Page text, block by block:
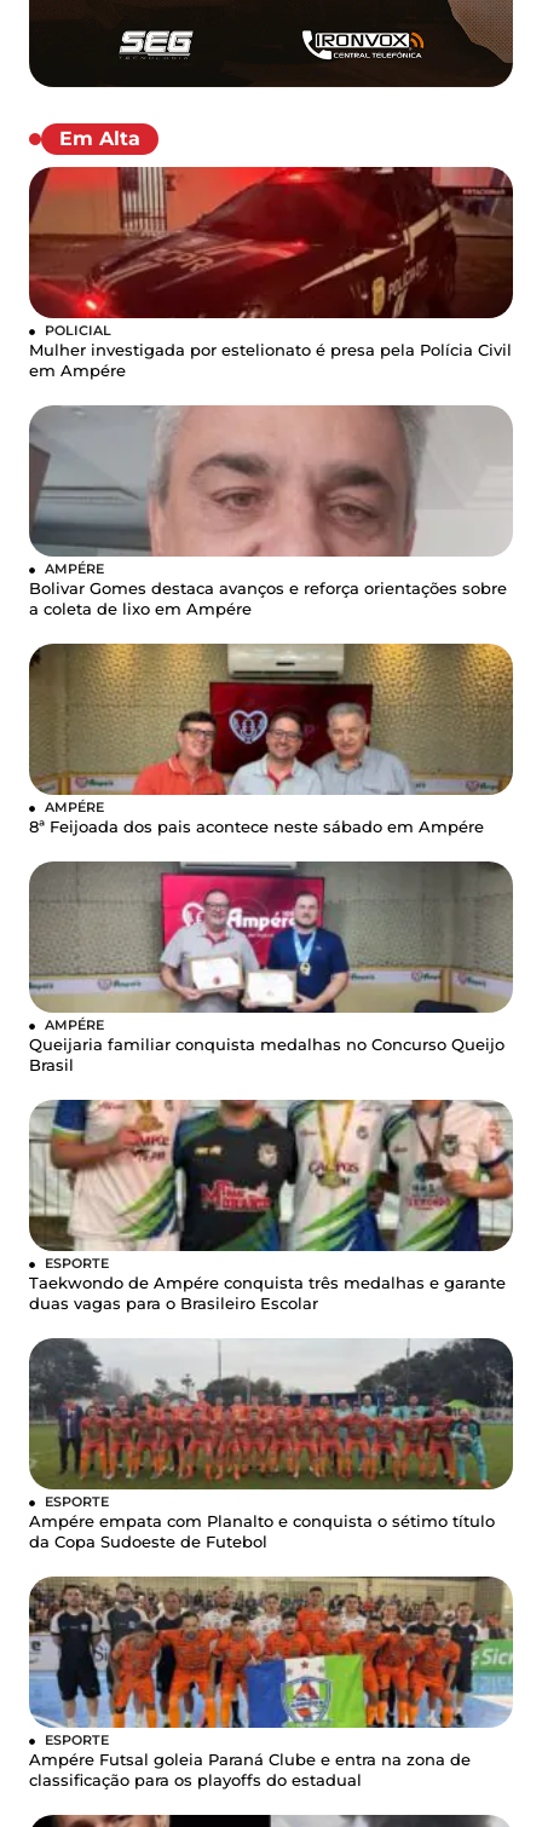
Em Alta
POLICIAL
Mulher investigada por estelionato é presa pela Polícia Civil
em Ampére
AMPÉRE
Bolivar Gomes destaca avanços e reforça orientações sobre
a coleta de lixo em Ampére
AMPÉRE
8ª Feijoada dos pais acontece neste sábado em Ampére
AMPÉRE
Queijaria familiar conquista medalhas no Concurso Queijo
Brasil
ESPORTE
Taekwondo de Ampére conquista três medalhas e garante
duas vagas para o Brasileiro Escolar
ESPORTE
Ampére empata com Planalto e conquista o sétimo título
da Copa Sudoeste de Futebol
ESPORTE
Ampére Futsal goleia Paraná Clube e entra na zona de
classificação para os playoffs do estadual